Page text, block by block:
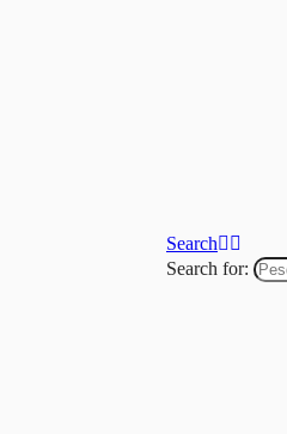
Search
Search for: